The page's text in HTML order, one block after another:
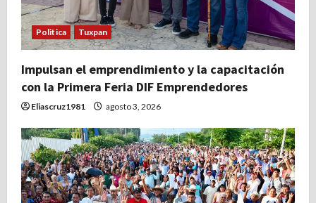
Politica Tuxpan
Impulsan el emprendimiento y la capacitación
con la Primera Feria DIF Emprendedores
Eliascruz1981 agosto 3, 2026